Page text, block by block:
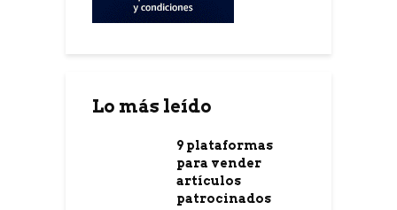
Lo más leído
9 plataformas
para vender
artículos
patrocinados